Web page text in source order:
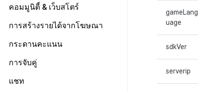
สร้างตัวชี้วัดที่กำหนดเองสำหรับ
แต่ละเกม
การเชื่อมโยง Miracle Play
ตั้งค่า Airbridge
คอมมูนิตี้ & เว็บสโตร์
เริ่มต้น
การเตรียมสินทรัพย์รูปภาพ
หน้าจอหลัก
ตั้งค่าเว็บสโตร์
UI คอมมูนิตี้
โพสต์คอมมูนิตี้
การสร้างรายได้จากโฆษณา
Adiz
กระดานคะแนน
การจับคู่
การจัดการการจับคู่
แชท
gameLang
uage
sdkVer
serverip